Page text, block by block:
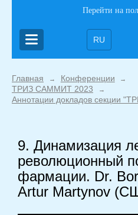
Перейти на
RU
Главная → Конференции →
ТРИЗ САММИТ 2023 →
Аннотации докладов секции
9. Динамизация
революционный
фармации. Dr.
Artur Martynov